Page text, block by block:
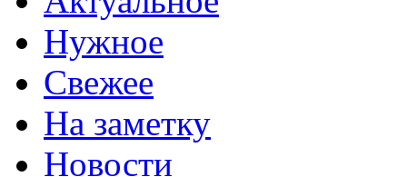
Нужное
Свежее
На заметку
Новости